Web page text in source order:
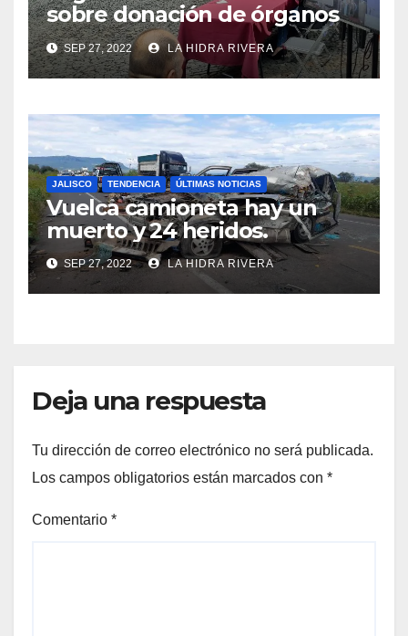
sobre donación de órganos
en Jalisco.
SEP 27, 2022 LA HIDRA RIVERA
JALISCO TENDENCIA ÚLTIMAS NOTICIAS
Vuelca camioneta hay un
muerto y 24 heridos.
SEP 27, 2022 LA HIDRA RIVERA
Deja una respuesta
Tu dirección de correo electrónico no será publicada.
Los campos obligatorios están marcados con *
Comentario *